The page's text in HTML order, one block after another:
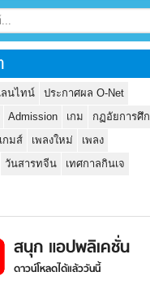
ลนไทน์
ประกาศผล O-Net
Admission เกม
กฏอัยการศึก
เกมส์ เพลงใหม่
เพลง
วันสารทจีน
เทศกาลกินเจ
สนุก แอปพลิเคชั่น
ดาวน์โหลดได้แล้ววันนี้